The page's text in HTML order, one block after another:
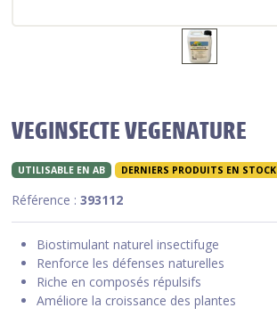
VEGINSECTE VEGENATURE
UTILISABLE EN AB DERNIERS PRODUITS EN STOCK
Référence :393112
Biostimulant naturel insectifuge
Renforce les défenses naturelles
Riche en composés répulsifs
Améliore la croissance des plantes